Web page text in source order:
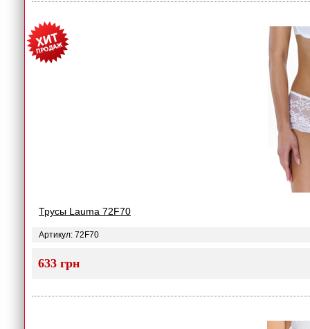
Трусы Lauma 72F70
Артикул: 72F70
633 грн